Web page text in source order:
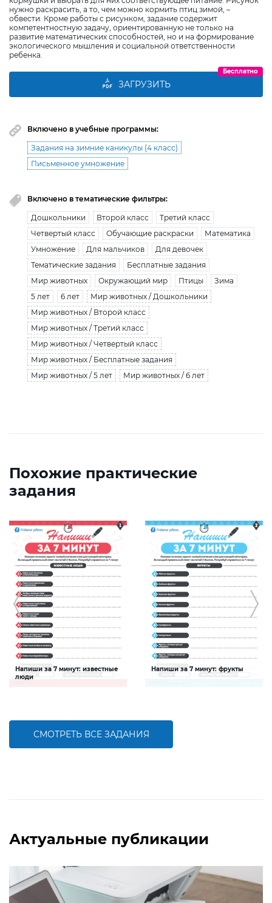
нужно раскрасить, а то, чем можно кормить птиц зимой, –
обвести. Кроме работы с рисунком, задание содержит
компетентностную задачу, ориентированную не только на
развитие математических способностей, но и на формирование
экологического мышления и социальной ответственности
ребенка.
ЗАГРУЗИТЬ
Бесплатно
Включено в учебные программы:
Задания на зимние каникулы (4 класс)
Письменное умножение
Включено в тематические фильтры:
Дошкольники Второй класс
Третий класс
Четвертый класс
Обучающие раскраски
Математика
Умножение
Для мальчиков
Для девочек
Тематические задания
Бесплатные задания
Мир животных
Окружающий мир Птицы
Зима
5 лет
6 лет
Мир животных / Дошкольники
Мир животных / Второй класс
Мир животных / Третий класс
Мир животных / Четвертый класс
Мир животных / Бесплатные задания
Мир животных / 5 лет
Мир животных / 6 лет
Похожие практические
задания
Напиши за 7 минут: известные
люди
Напиши за 7 минут: фрукты
СМОТРЕТЬ ВСЕ ЗАДАНИЯ
Актуальные публикации